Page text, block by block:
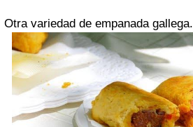
Otra variedad de empanada gallega.